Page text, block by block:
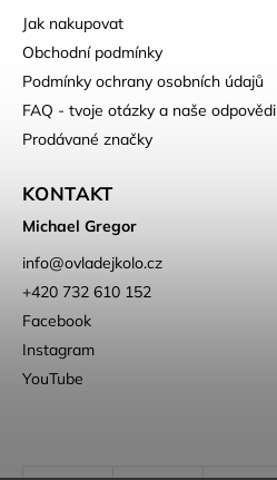
Jak nakupovat
Obchodní podmínky
Podmínky ochrany osobních údajů
FAQ - tvoje otázky a naše odpovědi
Prodávané značky
KONTAKT
Michael Gregor
info@ovladejkolo.cz
+420 732 610 152
Facebook
Instagram
YouTube